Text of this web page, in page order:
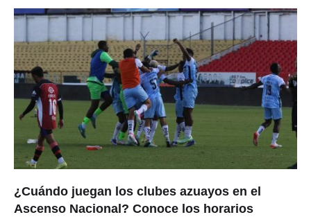
¿Cuándo juegan los clubes azuayos en el
Ascenso Nacional? Conoce los horarios